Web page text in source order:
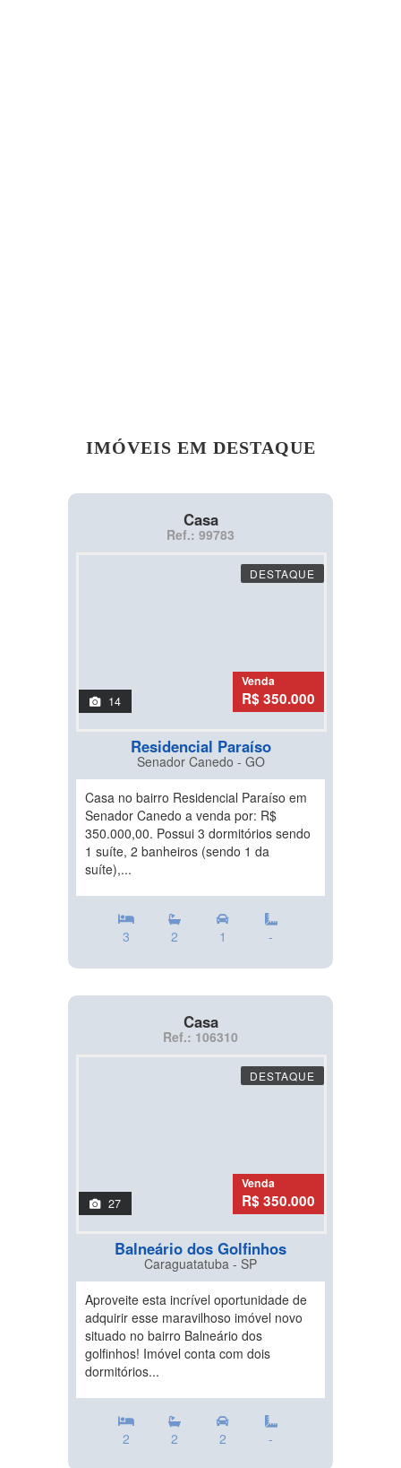
IMÓVEIS EM DESTAQUE
Casa
Ref.: 99783
DESTAQUE
14
Venda
R$ 350.000
Residencial Paraíso
Senador Canedo - GO
Casa no bairro Residencial Paraíso em
Senador Canedo a venda por: R$
350.000,00. Possui 3 dormitórios sendo
1 suíte, 2 banheiros (sendo 1 da
suíte),...
3 2 1 -
Casa
Ref.: 106310
DESTAQUE
27
Venda
R$ 350.000
Balneário dos Golfinhos
Caraguatatuba - SP
Aproveite esta incrível oportunidade de
adquirir esse maravilhoso imóvel novo
situado no bairro Balneário dos
golfinhos! Imóvel conta com dois
dormitórios...
2 2 2 -